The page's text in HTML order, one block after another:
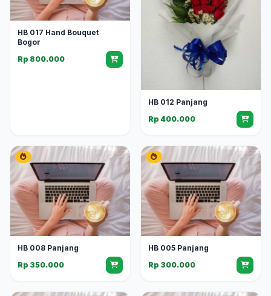
HB 017 Hand Bouquet
Bogor
Rp 800.000
HB 012 Panjang
Rp 400.000
HB 008 Panjang
Rp 350.000
HB 005 Panjang
Rp 300.000